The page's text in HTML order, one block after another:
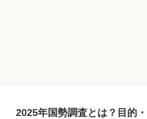
2025年国勢調査とは？目的